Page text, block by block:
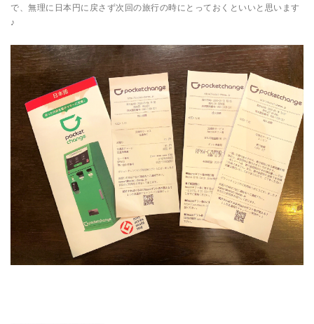
で、無理に日本円に戻さず次回の旅行の時にとっておくといいと思います
♪